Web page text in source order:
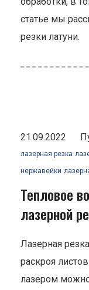
статье мы
резки латуни.
21.09.2022
лазерная резка
нержавейки
Тепловое
лазерной
Лазерная
раскроя
лазером